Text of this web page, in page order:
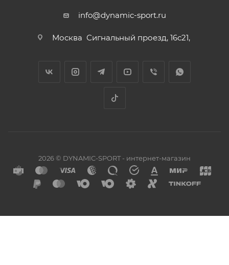
info@dynamic-sport.ru
Москва Сигнальный проезд, 16с21,
2026 © DYNAMIC-SPORT - интернет-магазин